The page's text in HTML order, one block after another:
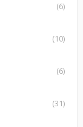
(6)
(10)
(6)
(31)